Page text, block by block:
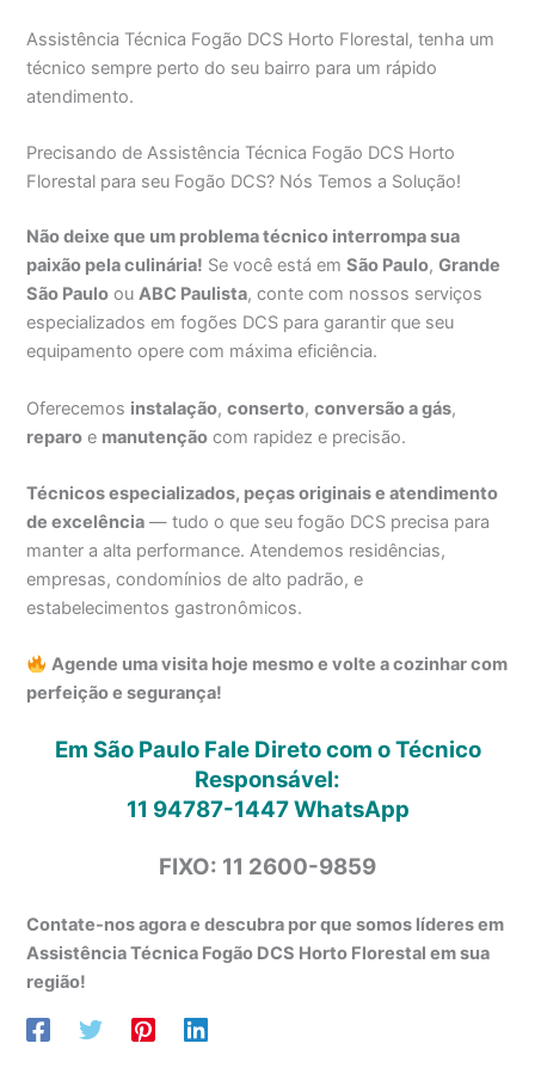
Assistência Técnica Fogão DCS Horto Florestal, tenha um
técnico sempre perto do seu bairro para um rápido
atendimento.
Precisando de Assistência Técnica Fogão DCS Horto
Florestal para seu Fogão DCS? Nós Temos a Solução!
Não deixe que um problema técnico interrompa sua
paixão pela culinária! Se você está emSão Paulo,Grande
São Paulo ouABC Paulista, conte com nossos serviços
especializados em fogões DCS para garantir que seu
equipamento opere com máxima eficiência.
Oferecemos instalação,conserto,conversão a gás,
reparo e manutenção com rapidez e precisão.
Técnicos especializados, peças originais e atendimento
de excelência — tudo o que seu fogão DCS precisa para
manter a alta performance. Atendemos residências,
empresas, condomínios de alto padrão, e
estabelecimentos gastronômicos.
Agende uma visita hoje mesmo e volte a cozinhar com
perfeição e segurança!
Em São Paulo Fale Direto com o Técnico
Responsável:
11 94787-1447WhatsApp
FIXO: 11 2600-9859
Contate-nos agora e descubra por que somos líderes em
Assistência Técnica Fogão DCS Horto Florestal em sua
região!